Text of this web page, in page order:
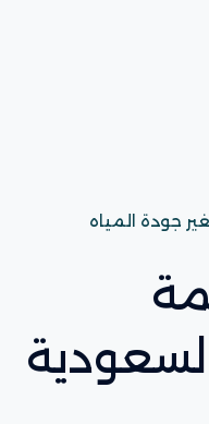
جودة المياه